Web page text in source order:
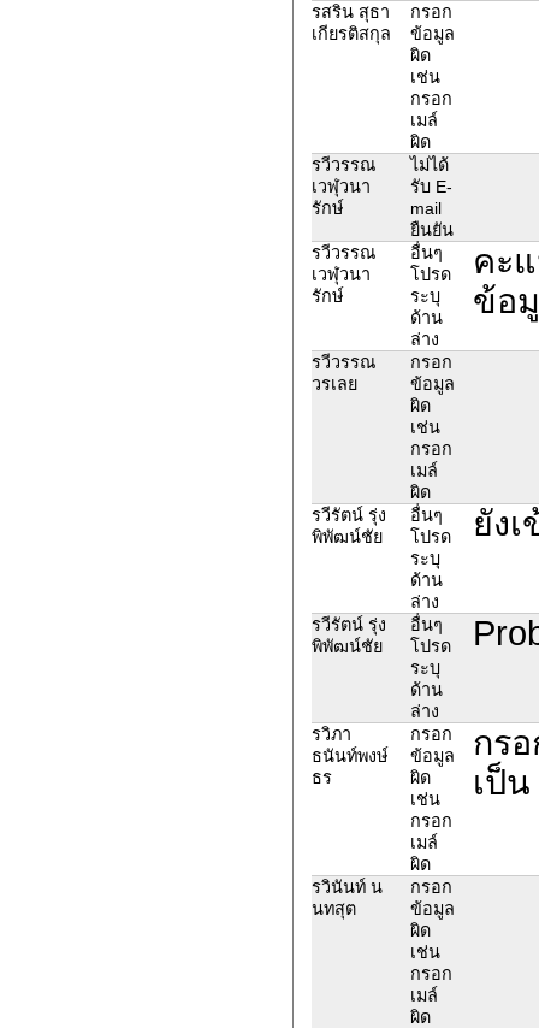
รสริน สุธา
เกียรติสกุล
กรอก
ข้อมูล
ผิด
เช่น
กรอก
เมล์
ผิด
รวีวรรณ
เวฬุวนา
รักษ์
ไม่ได้
รับ E-
mail
ยืนยัน
รวีวรรณ
เวฬุวนา
รักษ์
อื่นๆ
โปรด
ระบุ
ด้าน
ล่าง
คะ
ข้อ
รวีวรรณ
วรเลย
กรอก
ข้อมูล
ผิด
เช่น
กรอก
เมล์
ผิด
รวีรัตน์ รุ่ง
พิพัฒน์ชัย
อื่นๆ
โปรด
ระบุ
ด้าน
ล่าง
ยัง
รวีรัตน์ รุ่ง
พิพัฒน์ชัย
อื่นๆ
โปรด
ระบุ
ด้าน
ล่าง
รวิภา
ธนันท์พงษ์
ธร
กรอก
ข้อมูล
ผิด
เช่น
กรอก
เมล์
ผิด
กร
เป็
รวินันท์ น
นทสุต
กรอก
ข้อมูล
ผิด
เช่น
กรอก
เมล์
ผิด